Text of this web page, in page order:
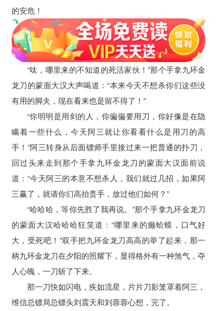
的安危！
“呔，哪里来的不知道的死活家伙！”那个手拿九环金
龙刀的蒙面大汉大声喝道：“本来今天不想杀你们这些没
有用的脚夫，现在看来也是留不得了！”
“你明明是用剑的人，你偏偏要用刀，你好像是在隐
瞒着一些什么，今天阿三就让你看看什么是用刀的高
手！”阿三转身从后面镖师手里接过来一把普通的扑刀，
回过头来走到那个手拿九环金龙刀的蒙面大汉面前说
道：“今天阿三的本意不想杀人，我们就过几招，如果阿
三赢了，就请你们高抬贵手，放过他们如何？”
“哈哈哈，等你先胜了我再说。”那个手拿九环金龙刀
的蒙面大汉哈哈哈狂笑道：“哪里来的癞蛤蟆，口气好
大，受死吧！”双手把九环金龙刀高高的举了起来，那一
柄九环金龙刀在夕阳的照耀下，显得格外有一种煞气，夺
人心魄，一刀斩了下来。
那一刀快如闪电，疾如流星，片片刀影笼罩着阿三，
维信总镖局总镖头刘震天和刘蓉蓉心想，完了。